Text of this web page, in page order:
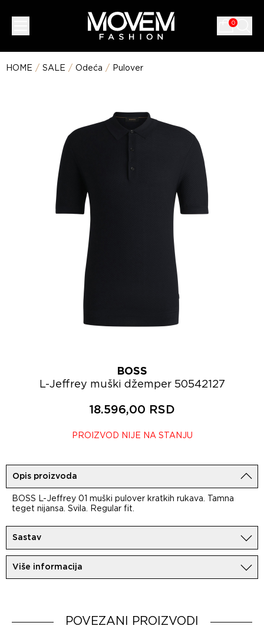
0
HOME / SALE / Odeća / Pulover
BOSS
L-Jeffrey muški džemper 50542127
18.596,00 RSD
PROIZVOD NIJE NA STANJU
Opis proizvoda
BOSS L-Jeffrey 01 muški pulover kratkih rukava. Tamna
teget nijansa. Svila. Regular fit.
Sastav
Više informacija
POVEZANI PROIZVODI